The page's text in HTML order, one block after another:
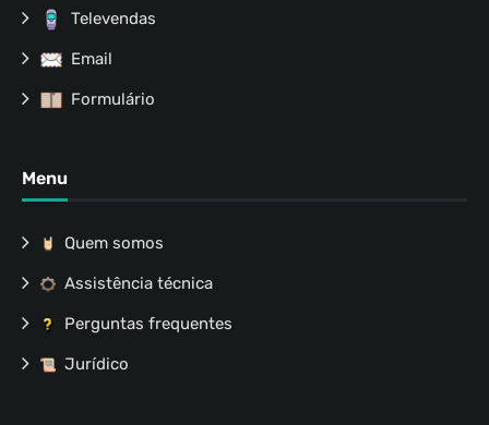
Televendas
Email
Formulário
Menu
Quem somos
Assistência técnica
Perguntas frequentes
Jurídico